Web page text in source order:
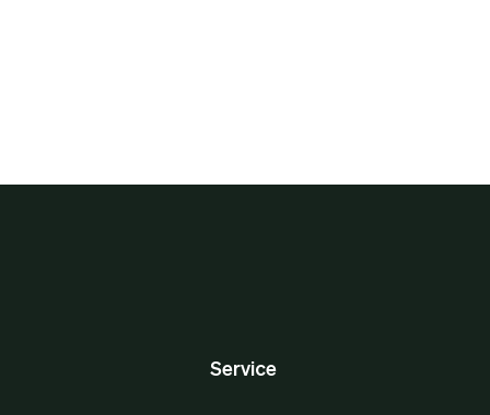
Service